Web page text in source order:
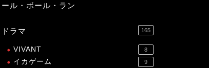
ール・ボール・ラン
ドラマ 165
VIVANT 8
イカゲーム 9